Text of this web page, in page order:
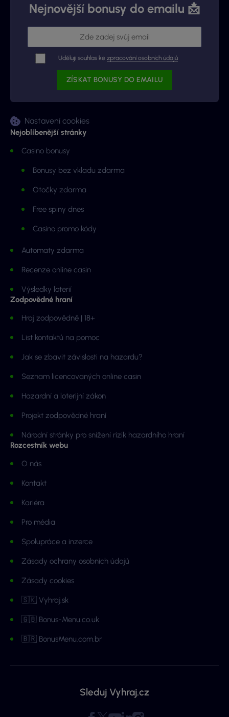
Nejnovější bonusy do emailu 📩
Uděluji souhlas ke zpracování osobních údajů
Nastavení cookies
Nejoblíbenější stránky
Casino bonusy
Bonusy bez vkladu zdarma
Otočky zdarma
Free spiny dnes
Casino promo kódy
Automaty zdarma
Recenze online casin
Výsledky loterií
Zodpovědné hraní
Hraj zodpovědně | 18+
List kontaktů na pomoc
Jak se zbavit závislosti na hazardu?
Seznam licencovaných online casin
Hazardní a loterijní zákon
Projekt zodpovědné hraní
Národní stránky pro snížení rizik hazardního hraní
Rozcestník webu
O nás
Kontakt
Kariéra
Pro média
Spolupráce a inzerce
Zásady ochrany osobních údajů
Zásady cookies
🇸🇰 Vyhraj.sk
🇬🇧 Bonus-Menu.co.uk
🇧🇷 BonusMenu.com.br
Sleduj Vyhraj.cz